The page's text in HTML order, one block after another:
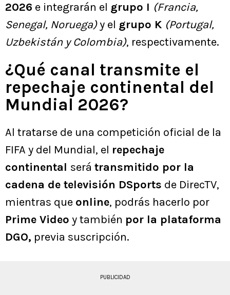
2026 e integrarán el grupo I (Francia,
Senegal, Noruega)y el grupo K (Portugal,
Uzbekistán y Colombia), respectivamente.
¿Qué canal transmite el
repechaje continental del
Mundial 2026?
Al tratarse de una competición oficial de la
FIFA y del Mundial, el repechaje
continental será transmitido por la
cadena de televisión DSports de DirecTV,
mientras que online, podrás hacerlo por
Prime Video y también por la plataforma
DGO, previa suscripción.
PUBLICIDAD